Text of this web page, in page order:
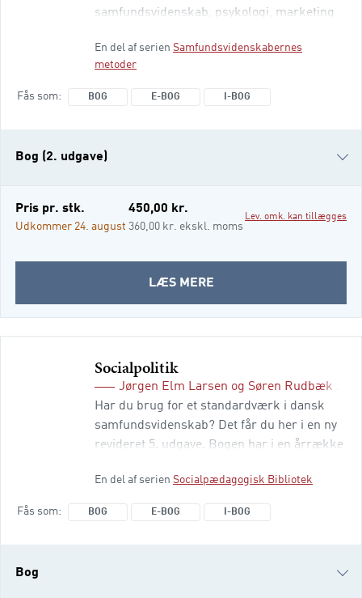
samfundsvidenskab, psykologi, marketing
forskningsverdenen er der mange
organisationer som f.eks. konsulentfirmaer
og offentlige institutioner, der arbejder med
indføring i design af undersøgelsen og
En del af serien Samfundsvidenskabernes
metoder
Fås som BOG E-BOG I-BOG
Bog (2. udgave)
Bog (1. udgave)
e-bog
Pris pr. stk.
Udkommer 24. august
450,00 kr.
360,00 kr. ekskl. moms
Lev. omk. kan tillægges
LÆS MEREOM
SURVEY
Socialpolitik
Jørgen Elm Larsen og Søren Rudbæk Juul
Har du brug for et standardværk i dansk
samfundsvidenskab? Det får du her i en ny
revideret 5. udgave. Bogen har i en årrække
uddannelser på universiteter og
En del af serien Socialpædagogisk Bibliotek
Fås som BOG E-BOG I-BOG
Bog